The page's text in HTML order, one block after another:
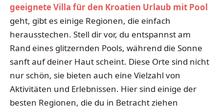
geeignete Villa für den Kroatien Urlaub mit Pool
geht, gibt es einige Regionen, die einfach
herausstechen. Stell dir vor, du entspannst am
Rand eines glitzernden Pools, während die Sonne
sanft auf deiner Haut scheint. Diese Orte sind nicht
nur schön, sie bieten auch eine Vielzahl von
Aktivitäten und Erlebnissen. Hier sind einige der
besten Regionen, die du in Betracht ziehen